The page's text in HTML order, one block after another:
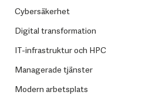
Cybersäkerhet
Digital transformation
IT-infrastruktur och HPC
Managerade tjänster
Modern arbetsplats